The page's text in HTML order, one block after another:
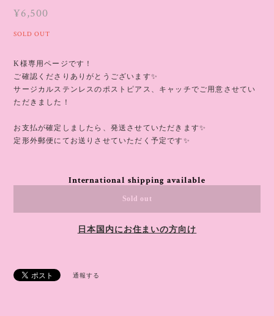
¥6,500
SOLD OUT
K様専用ページです！
ご確認くださりありがとうございます✨
サージカルステンレスのポストピアス、キャッチでご用意させてい
ただきました！
お支払が確定しましたら、発送させていただきます✨
定形外郵便にてお送りさせていただく予定です✨
International shipping available
Sold out
日本国内にお住まいの方向け
通報する